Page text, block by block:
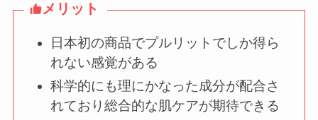
メリット
日本初の商品でプルリットでしか得ら
れない感覚がある
科学的にも理にかなった成分が配合さ
れており総合的な肌ケアが期待できる